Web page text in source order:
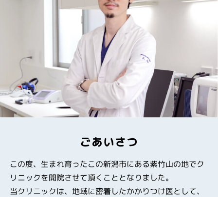
ごあいさつ
この度、生まれ育ったこの新潟市にある紫竹山の地でク
リニックを開院させて頂くこととなりました。
当クリニックは、地域に密着したかかりつけ医として、